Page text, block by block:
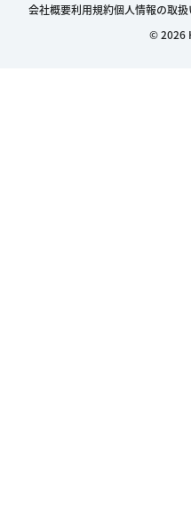
会社概要利用規約個人情報の取
© 2026